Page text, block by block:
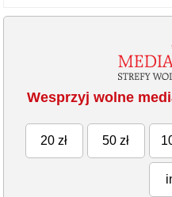
Wesprzyj wolne
20 zł 50 zł